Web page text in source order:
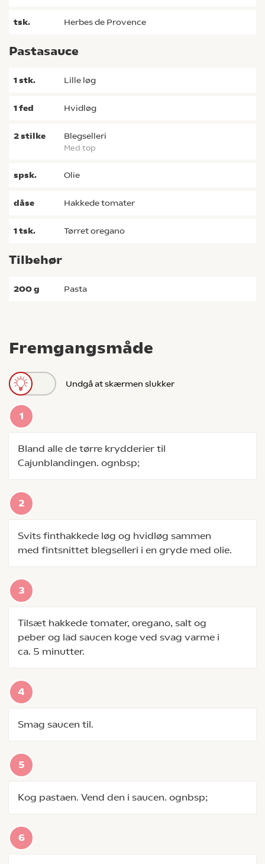
Fremgangsmåde
Undgå at skærmen slukker
Bland alle de tørre krydderier til
Cajunblandingen. ognbsp;
Svits finthakkede løg og hvidløg sammen
med fintsnittet blegselleri i en gryde med olie.
Tilsæt hakkede tomater, oregano, salt og
peber og lad saucen koge ved svag varme i
ca. 5 minutter.
Smag saucen til.
Kog pastaen. Vend den i saucen. ognbsp;
tsk. Herbes de Provence
Pastasauce
1stk. lille løg
1fed hvidløg
2stilke blegselleri
med top
spsk. olie
dåse hakkede tomater
1tsk. tørret oregano
Tilbehør
200g pasta